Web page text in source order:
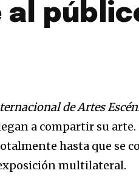
de Artes
a compartir su
hasta que se
multilateral.